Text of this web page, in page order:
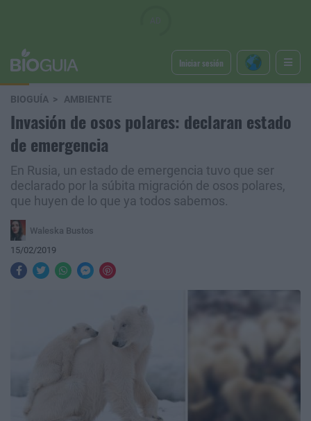
Iniciar sesión
BIOGUÍA AMBIENTE
Invasión de osos polares: declaran estado
de emergencia
En Rusia, un estado de emergencia tuvo que ser
declarado por la súbita migración de osos polares,
que huyen de lo que ya todos sabemos.
Waleska Bustos
15/02/2019